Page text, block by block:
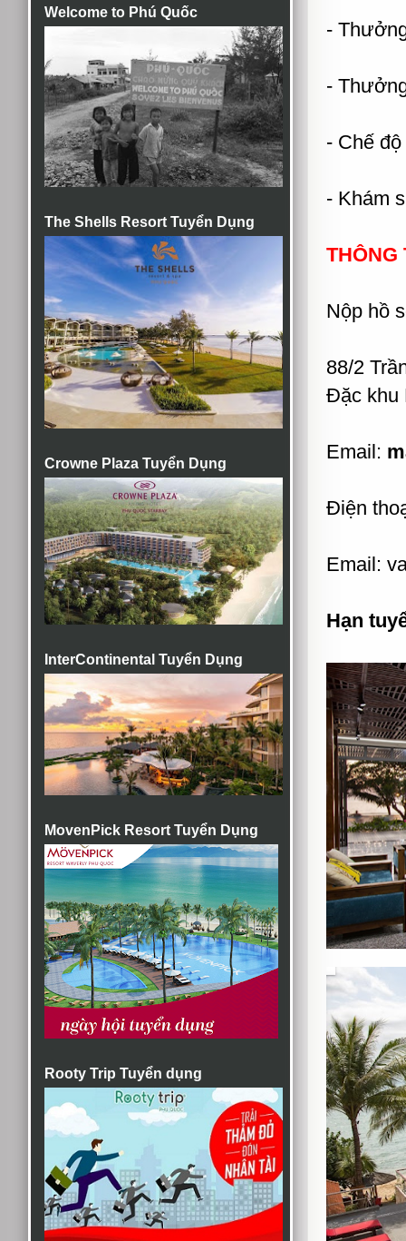
Welcome to Phú Quốc
The Shells Resort Tuyển Dụng
Crowne Plaza Tuyển Dụng
InterContinental Tuyển Dụng
MovenPick Resort Tuyển Dụng
Rooty Trip Tuyển dụng
-
-
- Chế
- Khám
THÔNG
Nộp hồ
88/2
Đặc khu
Email:
Điện
Email:
Hạn